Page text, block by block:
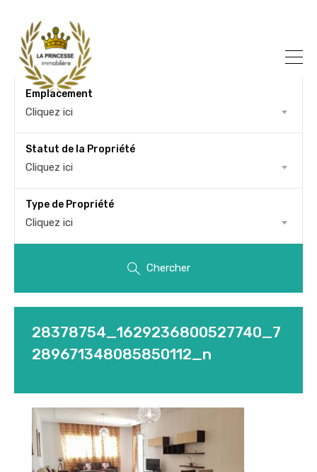
Emplacement
Cliquez ici
Statut de la Propriété
Cliquez ici
Type de Propriété
Cliquez ici
Chercher
28378754_1629236800527740_7
289671348085850112_n